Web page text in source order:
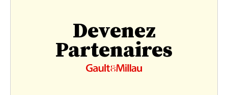
Devenez
Partenaires